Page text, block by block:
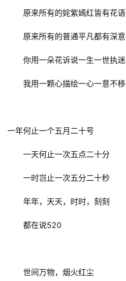
原来所有的姹紫嫣红皆有花语
原来所有的普通平凡都有深意
你用一朵花诉说一生一世执迷
我用一颗心描绘一心一意不移
一年何止一个五月二十号
一天何止一次五点二十分
一时岂止一次五分二十秒
年年，天天，时时，刻刻
都在说520
世间万物，烟火红尘